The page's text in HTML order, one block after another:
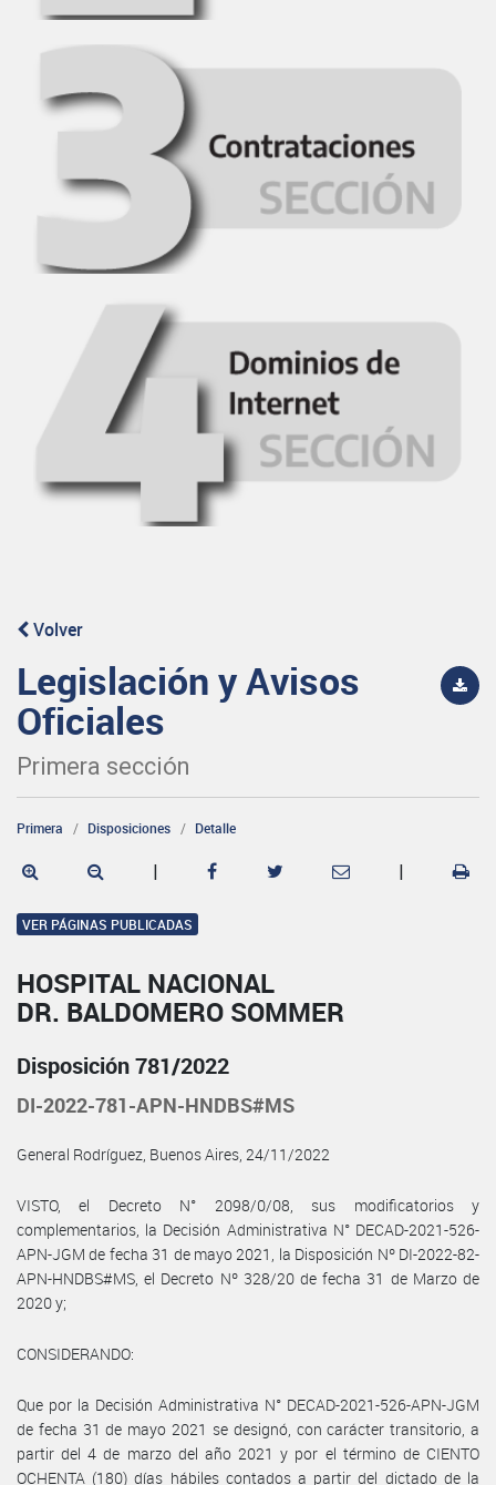
Volver
Legislación y Avisos
Oficiales
Primera sección
Primera Disposiciones Detalle
| |
VER PÁGINAS PUBLICADAS
HOSPITAL NACIONAL
DR. BALDOMERO SOMMER
Disposición 781/2022
DI-2022-781-APN-HNDBS#MS
General Rodríguez, Buenos Aires, 24/11/2022
VISTO, el Decreto N° 2098/0/08, sus modificatorios y
complementarios, la Decisión Administrativa N° DECAD-2021-526-
APN-JGM de fecha 31 de mayo 2021, la Disposición Nº DI-2022-82-
APN-HNDBS#MS, el Decreto Nº 328/20 de fecha 31 de Marzo de
2020 y;
CONSIDERANDO:
Que por la Decisión Administrativa N° DECAD-2021-526-APN-JGM
de fecha 31 de mayo 2021 se designó, con carácter transitorio, a
partir del 4 de marzo del año 2021 y por el término de CIENTO
OCHENTA (180) días hábiles contados a partir del dictado de la